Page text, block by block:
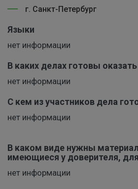
г. Санкт-Петербург
Языки
нет информации
В каких делах готовы
нет информации
С кем из участников дела
нет информации
В каком виде нужны
имеющиеся у доверителя,
нет информации